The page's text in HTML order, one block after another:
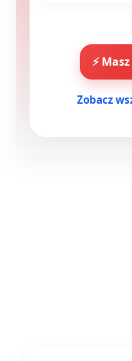
⚡
Zobacz